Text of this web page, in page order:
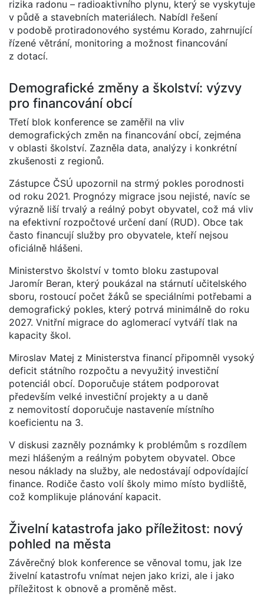
rizika radonu – radioaktivního plynu, který se vyskytuje
v půdě a stavebních materiálech. Nabídl řešení
v podobě protiradonového systému Korado, zahrnující
řízené větrání, monitoring a možnost financování
z dotací.
Demografické změny a školství: výzvy
pro financování obcí
Třetí blok konference se zaměřil na vliv
demografických změn na financování obcí, zejména
v oblasti školství. Zazněla data, analýzy i konkrétní
zkušenosti z regionů.
Zástupce ČSÚ upozornil na strmý pokles porodnosti
od roku 2021. Prognózy migrace jsou nejisté, navíc se
výrazně liší trvalý a reálný pobyt obyvatel, což má vliv
na efektivní rozpočtové určení daní (RUD). Obce tak
často financují služby pro obyvatele, kteří nejsou
oficiálně hlášeni.
Ministerstvo školství v tomto bloku zastupoval
Jaromír Beran, který poukázal na stárnutí učitelského
sboru, rostoucí počet žáků se speciálními potřebami a
demografický pokles, který potrvá minimálně do roku
2027. Vnitřní migrace do aglomerací vytváří tlak na
kapacity škol.
Miroslav Matej z Ministerstva financí připomněl vysoký
deficit státního rozpočtu a nevyužitý investiční
potenciál obcí. Doporučuje státem podporovat
především velké investiční projekty a u daně
z nemovitostí doporučuje nastaveníe místního
koeficientu na 3.
V diskusi zazněly poznámky k problémům s rozdílem
mezi hlášeným a reálným pobytem obyvatel. Obce
nesou náklady na služby, ale nedostávají odpovídající
finance. Rodiče často volí školy mimo místo bydliště,
což komplikuje plánování kapacit.
Živelní katastrofa jako příležitost: nový
pohled na města
Závěrečný blok konference se věnoval tomu, jak lze
živelní katastrofu vnímat nejen jako krizi, ale i jako
příležitost k obnově a proměně měst.